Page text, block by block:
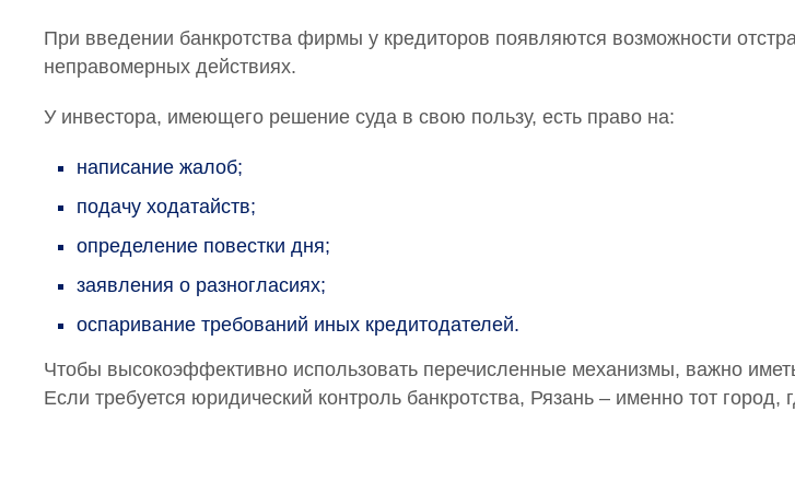
При введении банкротства фирмы у кредиторов появляются возможности
неправомерных действиях.
У инвестора, имеющего решение суда в свою пользу, есть право на:
написание жалоб;
подачу ходатайств;
определение повестки дня;
заявления о разногласиях;
оспаривание требований иных кредитодателей.
Чтобы высокоэффективно использовать перечисленные механизмы, важно
Если требуется юридический контроль банкротства, Рязань – именно тот
Профессиональные
и адвокатская